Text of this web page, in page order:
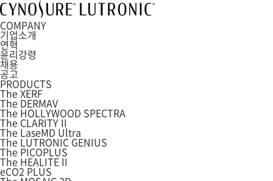
COMPANY
기업소개
연혁
윤리강령
채용
공고
PRODUCTS
The XERF
The DERMAV
The HOLLYWOOD SPECTRA
The CLARITY II
The LaseMD Ultra
The LUTRONIC GENIUS
The PICOPLUS
The HEALITE II
eCO2 PLUS